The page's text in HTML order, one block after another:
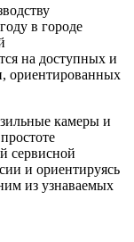
в городе
на доступных и
ориентированных
камеры и
сервисной
и ориентируясь
из узнаваемых